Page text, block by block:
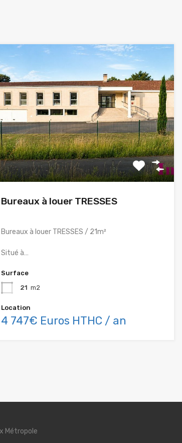
Bureaux à louer TRESSES
Bureaux à louer TRESSES / 21m²
Situé à…
Surface
21 m2
Location
4 747€ Euros HTHC / an
Métropole